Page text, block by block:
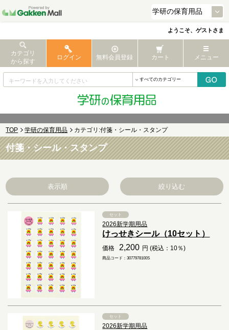
ようこそ、ゲストさま
カテゴリ
から探す
ログイン 無料会員登録 カート メニュー
TOP 学研の保育用品 カテゴリ:付箋・シール・スタンプ
付箋・シール・スタンプ
表示順 絞り込む
セット
2026新学期用品
けっせきシール（10セット）
価格 2,200 円 (税込：10％)
商品コード：3077978100S
セット
2026新学期用品